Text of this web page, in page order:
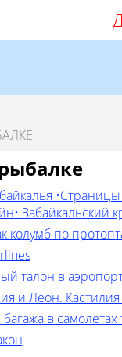
Забайкальский
колумб по
талон в
и Леон.
в